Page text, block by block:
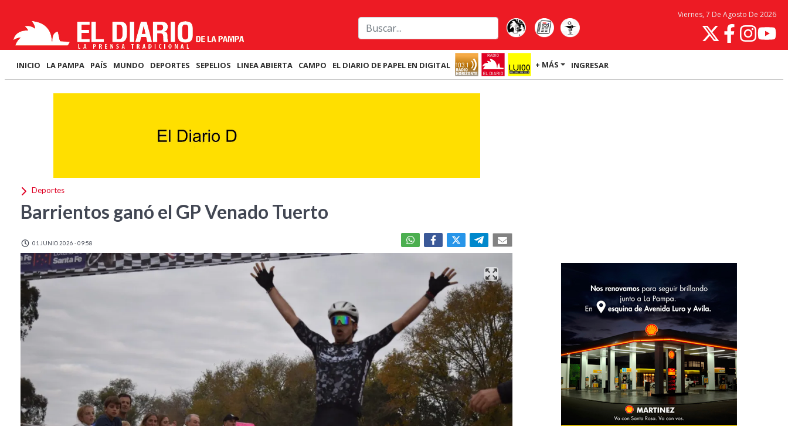
Viernes, 7 De Agosto De 2026
INICIO LA PAMPA PAÍS MUNDO DEPORTES SEPELIOS LINEA ABIERTA CAMPO EL DIARIO DE PAPEL EN DIGITAL + MÁS INGRESAR
Deportes
Barrientos ganó el GP Venado Tuerto
01 JUNIO 2026 - 09:58